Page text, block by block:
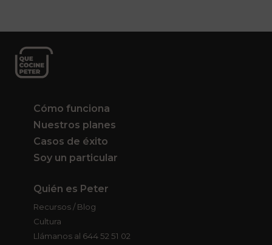
Cómo funciona
Nuestros planes
Casos de éxito
Soy un particular
Quién es Peter
Recursos / Blog
Cultura
Llámanos al 644 52 51 02